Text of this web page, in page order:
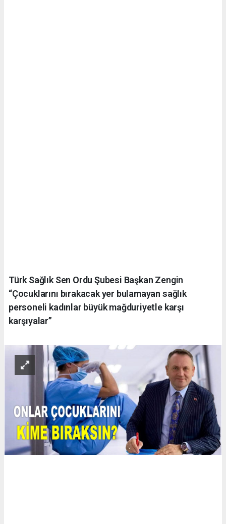
Türk Sağlık Sen Ordu Şubesi Başkan Zengin
“Çocuklarını bırakacak yer bulamayan sağlık
personeli kadınlar büyük mağduriyetle karşı
karşıyalar”